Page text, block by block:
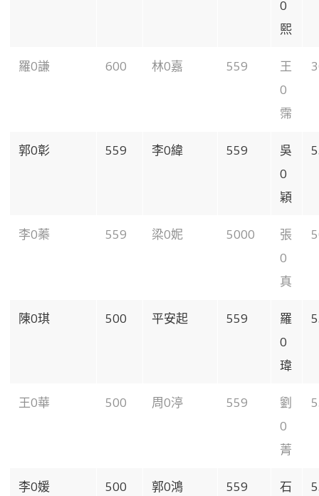
0
熙
羅0謙 600 林0嘉 559
王
0
霈
郭0彰 559 李0緯 559
吳
0
穎
李0蓁 559 梁0妮 5000
張
0
真
陳0琪 500 平安起 559
羅
0
瑋
王0華 500 周0渟 559
劉
0
菁
李0媛 500 郭0鴻 559
石